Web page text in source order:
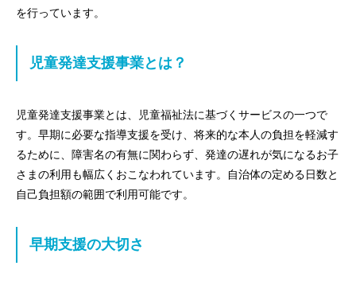
を行っています。
児童発達支援事業とは？
児童発達支援事業とは、児童福祉法に基づくサービスの一つで
す。早期に必要な指導支援を受け、将来的な本人の負担を軽減す
るために、障害名の有無に関わらず、発達の遅れが気になるお子
さまの利用も幅広くおこなわれています。自治体の定める日数と
自己負担額の範囲で利用可能です。
早期支援の大切さ